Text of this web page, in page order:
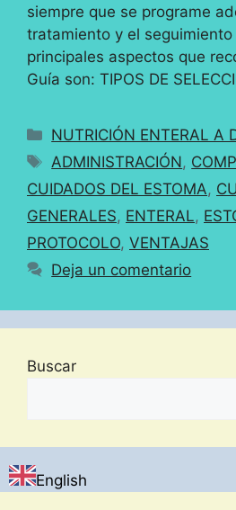
siempre que se programe
tratamiento y el
principales aspectos que
Guía son: TIPOS DE
Categorías
NUTRICIÓN ENTERAL A
Etiquetas
ADMINISTRACIÓN,
CUIDADOS DEL ESTOMA,
GENERALES, ENTERAL,
PROTOCOLO, VENTAJAS
Deja un comentario
Buscar
English